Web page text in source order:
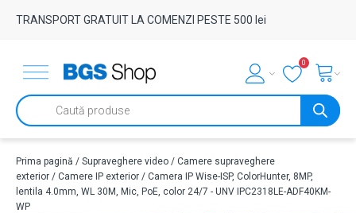
TRANSPORT GRATUIT LA COMENZI PESTE 500 lei
0
Products
search
Prima pagină / Supraveghere video / Camere supraveghere
exterior / Camere IP exterior / Camera IP Wise-ISP, ColorHunter, 8MP,
lentila 4.0mm, WL 30M, Mic, PoE, color 24/7 - UNV IPC2318LE-ADF40KM-
WP